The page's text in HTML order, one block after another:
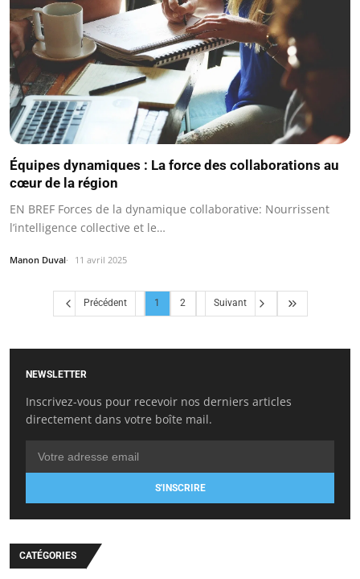
Équipes dynamiques : La force des collaborations au
cœur de la région
EN BREF Forces de la dynamique collaborative: Nourrissent
l’intelligence collective et le…
Manon Duval 11 avril 2025
Précédent 1 2 Suivant
NEWSLETTER
Inscrivez-vous pour recevoir nos derniers articles
directement dans votre boîte mail.
S'INSCRIRE
CATÉGORIES